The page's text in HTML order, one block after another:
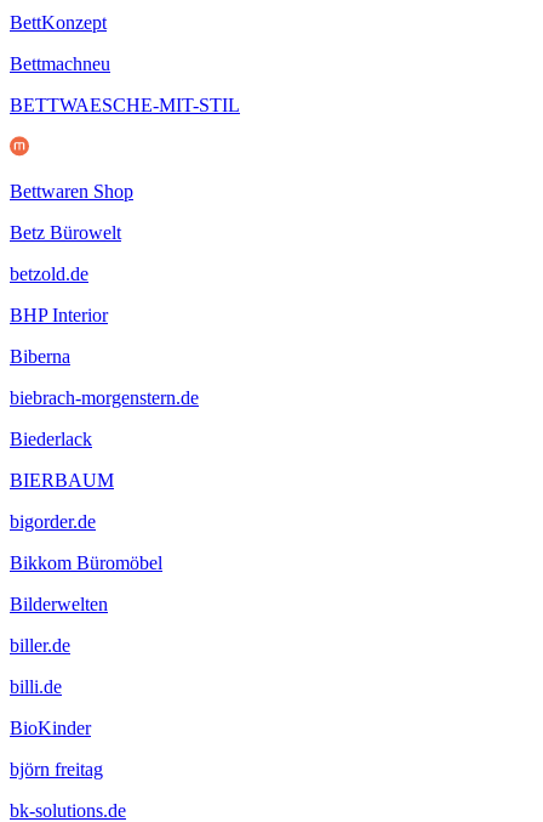
BettKonzept
Bettmachneu
BETTWAESCHE-MIT-STIL
Bettwaren Shop
Betz Bürowelt
betzold.de
BHP Interior
Biberna
biebrach-morgenstern.de
Biederlack
BIERBAUM
bigorder.de
Bikkom Büromöbel
Bilderwelten
biller.de
billi.de
BioKinder
björn freitag
bk-solutions.de